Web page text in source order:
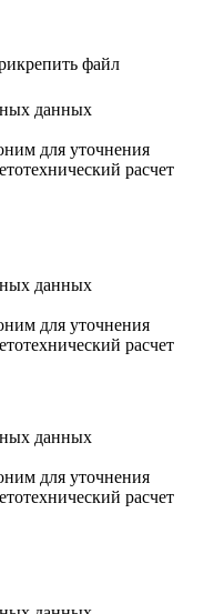
файл
данных
для уточнения
расчет
данных
для уточнения
расчет
данных
для уточнения
расчет